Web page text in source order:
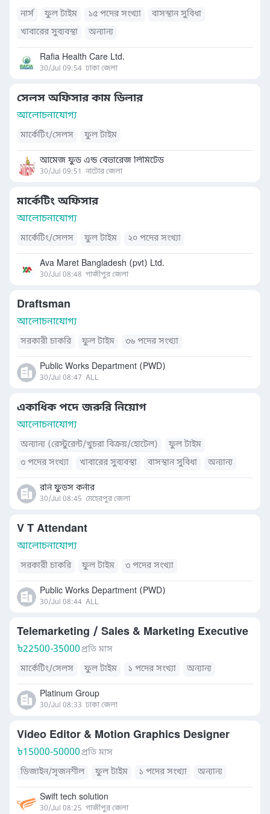
নার্স
ফুল টাইম ১৫ পদের সংখ্যা
বাসস্থান সুবিধা
খাবারের সুব্যবস্থা
অন্যান্য
Rafia Health Care Ltd.
30/Jul 09:54 ঢাকা জেলা
সেলস অফিসার কাম ডিলার
আলোচনাযোগ্য
মার্কেটিং/সেলস ফুল টাইম
আমেজ ফুড এন্ড বেভারেজ লিমিটেড
30/Jul 09:51 নাটোর জেলা
মার্কেটিং অফিসার
আলোচনাযোগ্য
মার্কেটিং/সেলস ফুল টাইম ২০ পদের সংখ্যা
Ava Maret Bangladesh (pvt) Ltd.
30/Jul 08:48 গাজীপুর জেলা
Draftsman
আলোচনাযোগ্য
সরকারী চাকরি ফুল টাইম ৩৬ পদের সংখ্যা
Public Works Department (PWD)
30/Jul 08:47 ALL
একাধিক পদে জরুরি নিয়োগ
আলোচনাযোগ্য
অন্যান্য (রেস্টুরেন্ট/খুচরা বিক্রয়/হোটেল)
ফুল টাইম
৩ পদের সংখ্যা
খাবারের সুব্যবস্থা বাসস্থান সুবিধা অন্যান্য
রনি ফুডস কর্নার
30/Jul 08:45 মেহেরপুর জেলা
V T Attendant
আলোচনাযোগ্য
সরকারী চাকরি ফুল টাইম ৩ পদের সংখ্যা
Public Works Department (PWD)
30/Jul 08:44 ALL
Telemarketing / Sales & Marketing Executive
৳22500-35000প্রতি মাস
মার্কেটিং/সেলস
ফুল টাইম ১ পদের সংখ্যা অন্যান্য
Platinum Group
30/Jul 08:33 ঢাকা জেলা
Video Editor & Motion Graphics Designer
৳15000-50000প্রতি মাস
ডিজাইন/সৃজনশীল
ফুল টাইম ১ পদের সংখ্যা অন্যান্য
Swift tech solution
30/Jul 08:25 গাজীপুর জেলা